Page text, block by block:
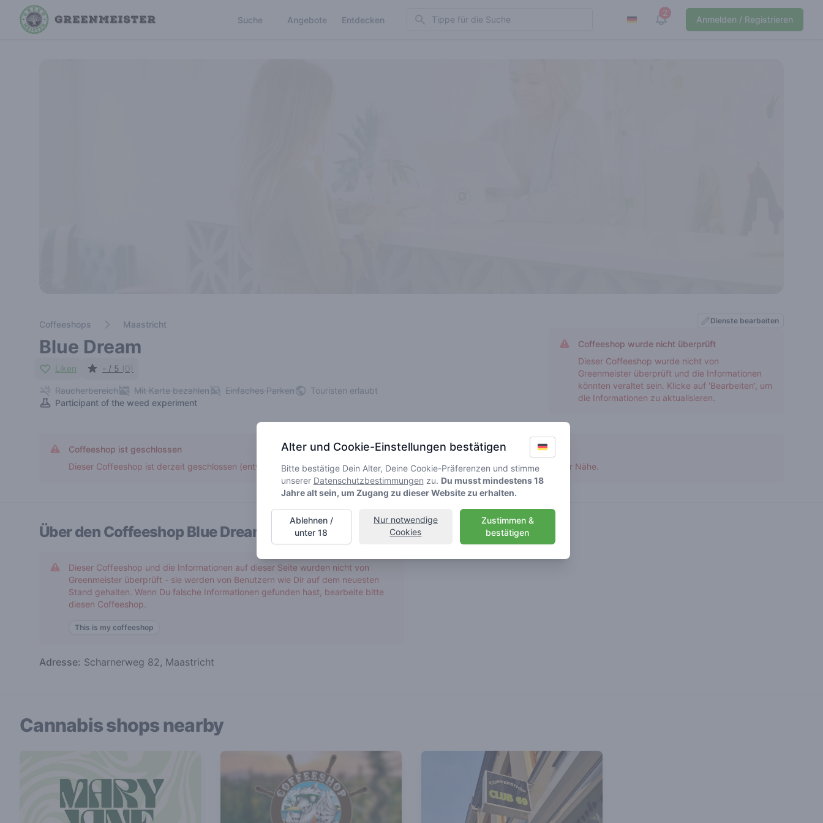
Suche Angebote Entdecken Search 2
View notifications
Anmelden / Registrieren
Coffeeshops Maastricht
Blue Dream
Liken - / 5 (0)
Raucherbereich Mit Karte bezahlen Einfaches Parken
Touristen erlaubt
Participant of the weed experiment
Dienste bearbeiten
Coffeeshop wurde nicht überprüft
Dieser Coffeeshop wurde nicht von
Greenmeister überprüft und die Informationen
könnten veraltet sein. Klicke auf 'Bearbeiten', um
die Informationen zu aktualisieren.
Coffeeshop ist geschlossen
Dieser Coffeeshop ist derzeit geschlossen (entweder dauerhaft oder vorübergehend). Bitte suche ein anderes Geschäft in der Nähe.
Über den CoffeeshopBlue Dream
Dieser Coffeeshop und die Informationen auf dieser Seite wurden nicht von
Greenmeister überprüft - sie werden von Benutzern wie Dir auf dem neuesten
Stand gehalten. Wenn Du falsche Informationen gefunden hast, bearbeite bitte
diesen Coffeeshop.
This is my coffeeshop
Adresse: Scharnerweg 82, Maastricht
Cannabis shops nearby
Alter und Cookie-Einstellungen bestätigen
Bitte bestätige Dein Alter, Deine Cookie-Präferenzen und stimme
unserer Datenschutzbestimmungen zu. Du musst mindestens 18
Jahre alt sein, um Zugang zu dieser Website zu erhalten.
Zustimmen &
bestätigen
Nur notwendige
Cookies
Ablehnen /
unter 18